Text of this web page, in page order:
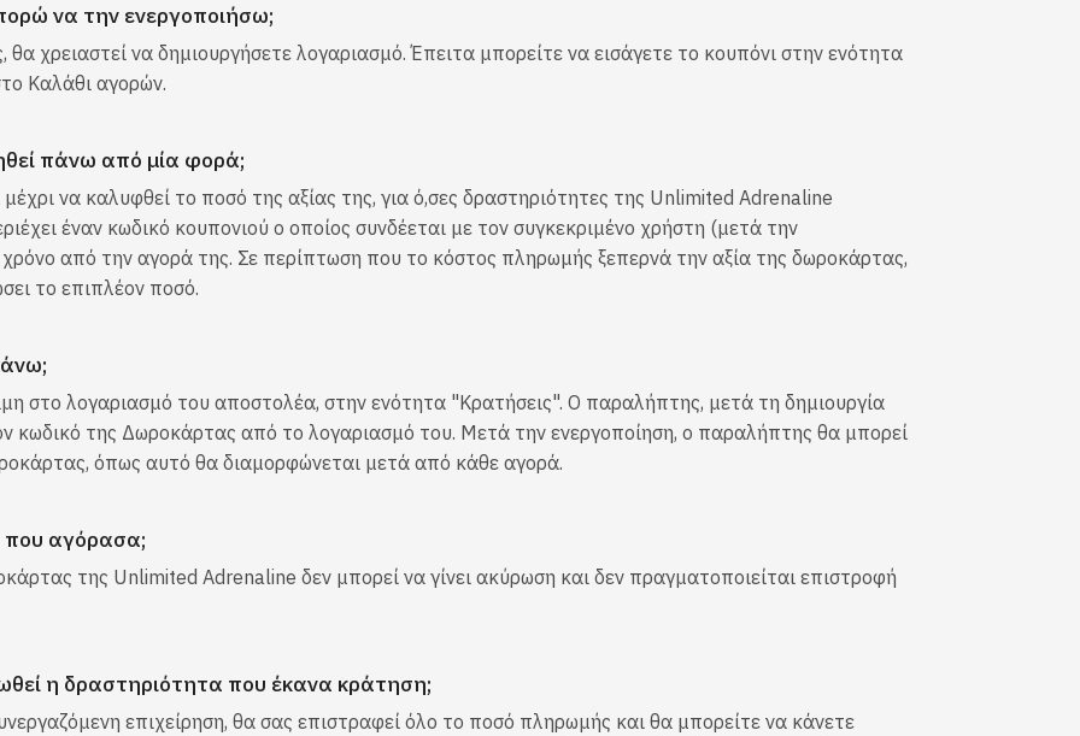
να την ενεργοποιήσω;
χρειαστεί να δημιουργήσετε λογαριασμό. Έπειτα μπορείτε να εισάγετε το κουπόνι στην ενότητα
Καλάθι αγορών.
πάνω από μία φορά;
να καλυφθεί το ποσό της αξίας της, για ό,σες δραστηριότητες της Unlimited Adrenaline
έναν κωδικό κουπονιού ο οποίος συνδέεται με τον συγκεκριμένο χρήστη (μετά την
χρόνο από την αγορά της. Σε περίπτωση που το κόστος πληρωμής ξεπερνά την αξία της δωροκάρτας,
το επιπλέον ποσό.
στο λογαριασμό του αποστολέα, στην ενότητα "Κρατήσεις". Ο παραλήπτης, μετά τη δημιουργία
κωδικό της Δωροκάρτας από το λογαριασμό του. Μετά την ενεργοποίηση, ο παραλήπτης θα μπορεί
όπως αυτό θα διαμορφώνεται μετά από κάθε αγορά.
αγόρασα;
της Unlimited Adrenaline δεν μπορεί να γίνει ακύρωση και δεν πραγματοποιείται επιστροφή
η δραστηριότητα που έκανα κράτηση;
επιχείρηση, θα σας επιστραφεί όλο το ποσό πληρωμής και θα μπορείτε να κάνετε